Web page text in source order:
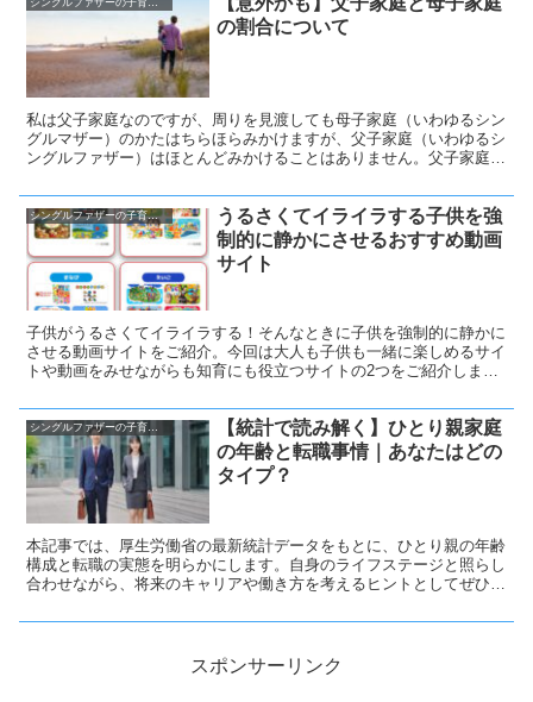
りが出る確率”、”双子が生まれる確率”と同じくらい。一方でシングル
マザーの割合は7.6％となっていました。
の割合について
私は父子家庭なのですが、周りを見渡しても母子家庭（いわゆるシン
グルマザー）のかたはちらほらみかけますが、父子家庭（いわゆるシ
ングルファザー）はほとんどみかけることはありません。父子家庭の
どないですよね？それもそのはずで、割合としてはこうなっていま
す。
シングルファザーの子育て奮闘記
うるさくてイライラする子供を強
制的に静かにさせるおすすめ動画
サイト
子供がうるさくてイライラする！そんなときに子供を強制的に静かに
させる動画サイトをご紹介。今回は大人も子供も一緒に楽しめるサイ
トや動画をみせながらも知育にも役立つサイトの2つをご紹介しま
シングルファザーの子育て奮闘記
【統計で読み解く】ひとり親家庭
の年齢と転職事情｜あなたはどの
タイプ？
本記事では、厚生労働省の最新統計データをもとに、ひとり親の年齢
構成と転職の実態を明らかにします。自身のライフステージと照らし
合わせながら、将来のキャリアや働き方を考えるヒントとしてぜひお
スポンサーリンク